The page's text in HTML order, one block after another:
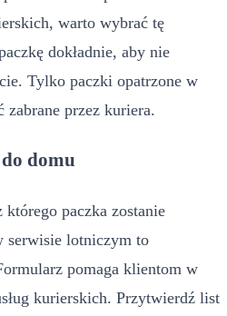
warto wybrać tę
dokładnie, aby nie
Tylko paczki opatrzone w
przez kuriera.
domu
paczka zostanie
serwisie lotniczym to
pomaga klientom w
kurierskich. Przytwierdź list